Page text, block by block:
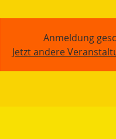
Anmeldung
Jetzt andere